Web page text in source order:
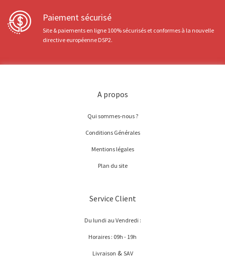
Paiement sécurisé
Site & paiements en ligne 100% sécurisés et conformes à la nouvelle
directive européenne DSP2.
A propos
Qui sommes-nous ?
Conditions Générales
Mentions légales
Plan du site
Service Client
Du lundi au Vendredi :
Horaires : 09h - 19h
Livraison & SAV